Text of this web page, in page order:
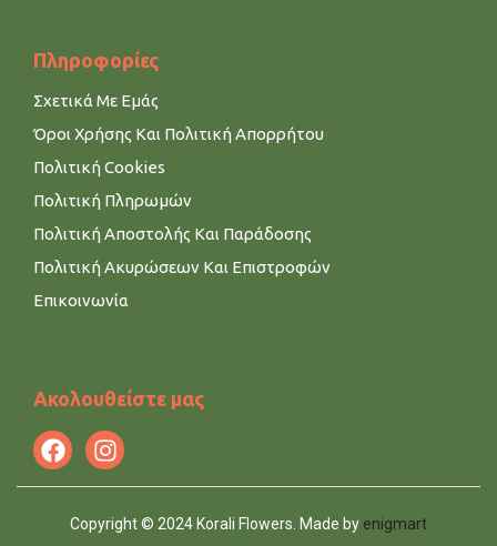
Πληροφορίες
Σχετικά Με Εμάς
Όροι Χρήσης Και Πολιτική Απορρήτου
Πολιτική Cookies
Πολιτική Πληρωμών
Πολιτική Αποστολής Και Παράδοσης
Πολιτική Ακυρώσεων Και Επιστροφών
Επικοινωνία
Ακολουθείστε μας
Copyright © 2024 Korali Flowers. Made by enigmart